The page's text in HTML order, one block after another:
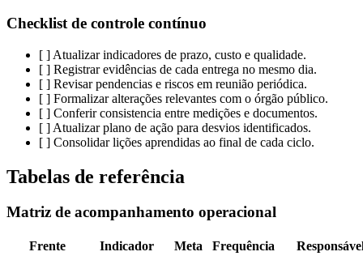
Checklist de controle contínuo
[ ] Atualizar indicadores de prazo, custo e qualidade.
[ ] Registrar evidências de cada entrega no mesmo dia.
[ ] Revisar pendencias e riscos em reunião periódica.
[ ] Formalizar alterações relevantes com o órgão público.
[ ] Conferir consistencia entre medições e documentos.
[ ] Atualizar plano de ação para desvios identificados.
[ ] Consolidar lições aprendidas ao final de cada ciclo.
Tabelas de referência
Matriz de acompanhamento operacional
Frente Indicador Meta Frequência